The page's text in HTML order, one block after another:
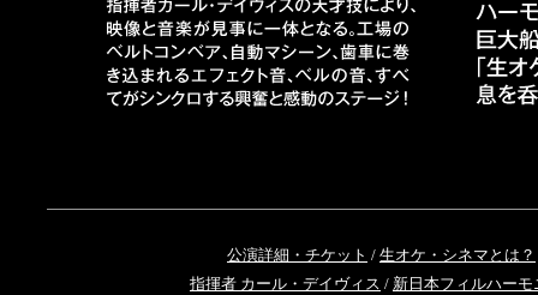
公演詳細・チケット / 生オケ・シネマとは？
指揮者 カール・デイヴィス / 新日本フィルハー